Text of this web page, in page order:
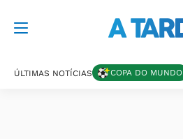
ÚLTIMAS NOTÍCIAS COPA DO MUNDO